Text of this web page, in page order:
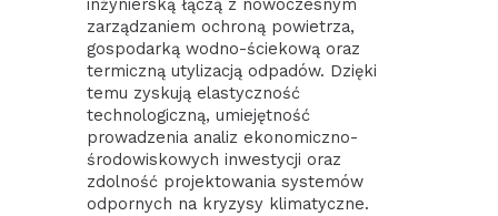
inżynierską łączą z nowoczesnym
zarządzaniem ochroną powietrza,
gospodarką wodno-ściekową oraz
termiczną utylizacją odpadów. Dzięki
temu zyskują elastyczność
technologiczną, umiejętność
prowadzenia analiz ekonomiczno-
środowiskowych inwestycji oraz
zdolność projektowania systemów
odpornych na kryzysy klimatyczne.